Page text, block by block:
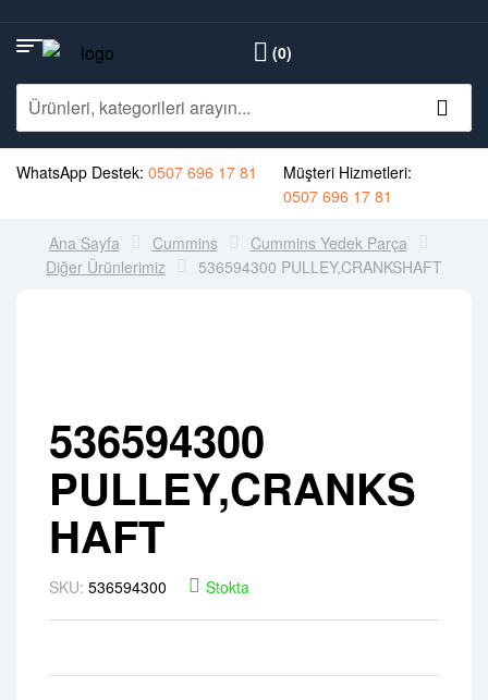
(0)
WhatsApp Destek: 0507 696 17 81
Müşteri Hizmetleri:
0507 696 17 81
Ana Sayfa Cummins
Cummins Yedek Parça
Diğer Ürünlerimiz
536594300 PULLEY,CRANKSHAFT
536594300
PULLEY,CRANKS
HAFT
SKU: 536594300 Stokta